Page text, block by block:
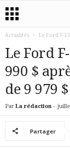
Actualités Le Ford F-
Le Ford
990 $
de 9 979 $
Par La rédaction -
Partager